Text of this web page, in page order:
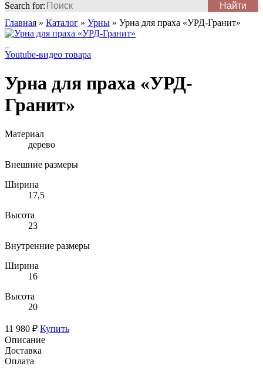
Search for:
Главная » Каталог » Урны » Урна для праха «УРД-Гранит»
Youtube-видео товара
Урна для праха «УРД-
Гранит»
Материал
дерево
Внешние размеры
Ширина
17,5
Высота
23
Внутренние размеры
Ширина
16
Высота
20
11 980 ₽ Купить
Описание
Доставка
Оплата